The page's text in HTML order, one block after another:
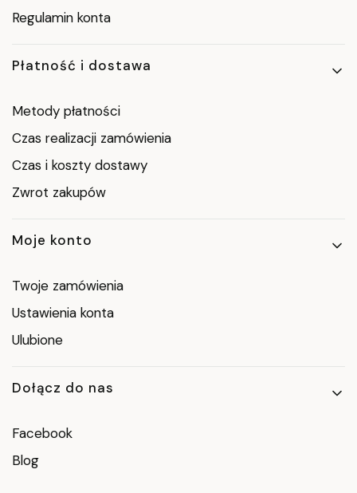
Regulamin konta
Płatność i dostawa
Metody płatności
Czas realizacji zamówienia
Czas i koszty dostawy
Zwrot zakupów
Moje konto
Twoje zamówienia
Ustawienia konta
Ulubione
Dołącz do nas
Facebook
Blog